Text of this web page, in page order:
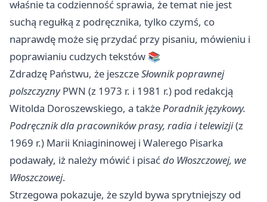
właśnie ta codzienność sprawia, że temat nie jest
suchą regułką z podręcznika, tylko czymś, co
naprawdę może się przydać przy pisaniu, mówieniu i
poprawianiu cudzych tekstów 📚
Zdradzę Państwu, że jeszczeSłownik poprawnej
polszczyznyPWN (z 1973 r. i 1981 r.) pod redakcją
Witolda Doroszewskiego, a także Poradnik językowy.
Podręcznik dla pracowników prasy, radia i telewizji(z
1969 r.) Marii Kniagininowej i Walerego Pisarka
podawały, iż należy mówić i pisaćdo Włoszczowej, we
Włoszczowej.
Strzegowa pokazuje, że szyld bywa sprytniejszy od